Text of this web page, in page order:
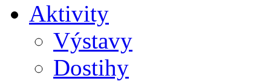
Aktivity
Výstavy
Dostihy